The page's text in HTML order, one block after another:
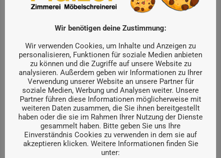
Wir werden Deine Bewerbungsunterlagen nur zu internen Bearbeitung
und Auswahl speichern und diese nicht an Dritte weitergeben.
Dank für Dein Interesse an unserer Zimmerei & Schreinerei Pfalzer.
Bewerbung abschicken
Wir benötigen deine Zustimmung:
Wir verwenden Cookies, um Inhalte und Anzeigen zu
personalisieren, Funktionen für soziale Medien anbieten
zu können und die Zugriffe auf unsere Website zu
analysieren. Außerdem geben wir Informationen zu Ihrer
Verwendung unserer Website an unsere Partner für
soziale Medien, Werbung und Analysen weiter. Unsere
Partner führen diese Informationen möglicherweise mit
weiteren Daten zusammen, die Sie ihnen bereitgestellt
haben oder die sie im Rahmen Ihrer Nutzung der Dienste
gesammelt haben. Bitte geben Sie uns Ihre
Einverständnis Cookies zu verwenden in dem sie auf
akzeptieren klicken. Weitere Informationen finden Sie
unter: